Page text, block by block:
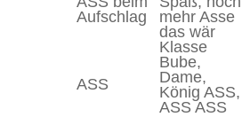
Aufschlag
mehr Asse
das wär
Klasse
ASS
Bube,
Dame,
König ASS,
ASS ASS